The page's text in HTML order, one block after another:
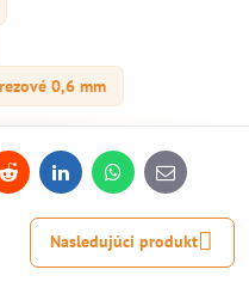
0,6 mm
Reddit LinkedInWhatsApp
E-
mail
Nasledujúci produkt